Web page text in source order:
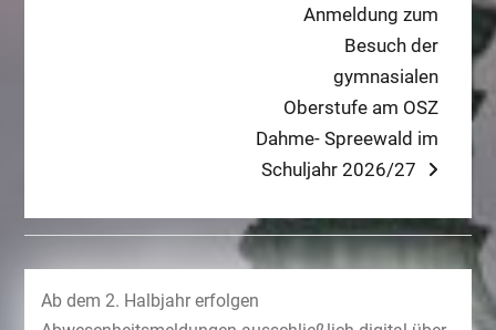
Next
Anmeldung zum
Besuch der
gymnasialen
Oberstufe am OSZ
Dahme- Spreewald im
Schuljahr 2026/27
Ab dem 2. Halbjahr erfolgen